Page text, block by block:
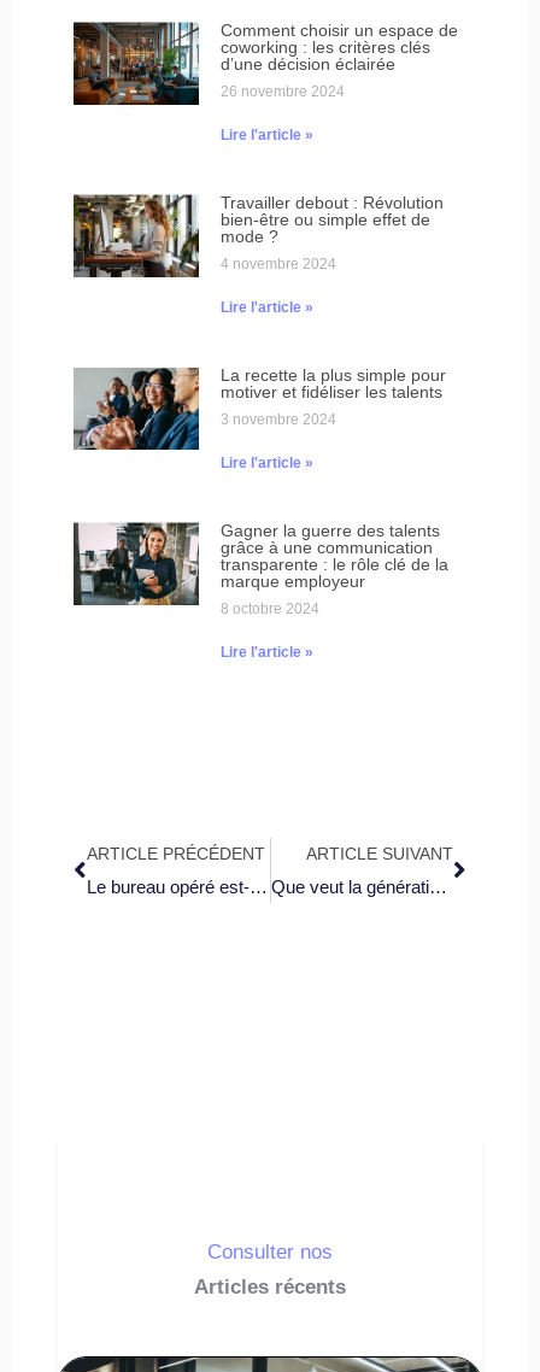
Comment choisir un espace de
coworking : les critères clés
d’une décision éclairée
26 novembre 2024
Lire l'article »
Travailler debout : Révolution
bien-être ou simple effet de
mode ?
4 novembre 2024
Lire l'article »
La recette la plus simple pour
motiver et fidéliser les talents
3 novembre 2024
Lire l'article »
Gagner la guerre des talents
grâce à une communication
transparente : le rôle clé de la
marque employeur
8 octobre 2024
Lire l'article »
ARTICLE PRÉCÉDENT
Le bureau opéré est-il une réponse à la modernité de la nouvelle ère du travail ?
ARTICLE SUIVANT
Que veut la génération z au travail ?
Consulter nos
Articles récents